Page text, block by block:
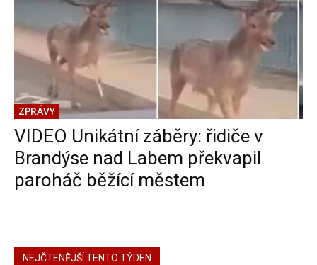
ZPRÁVY
VIDEO Unikátní záběry: řidiče v
Brandýse nad Labem překvapil
paroháč běžící městem
NEJČTENĚJŠÍ TENTO TÝDEN